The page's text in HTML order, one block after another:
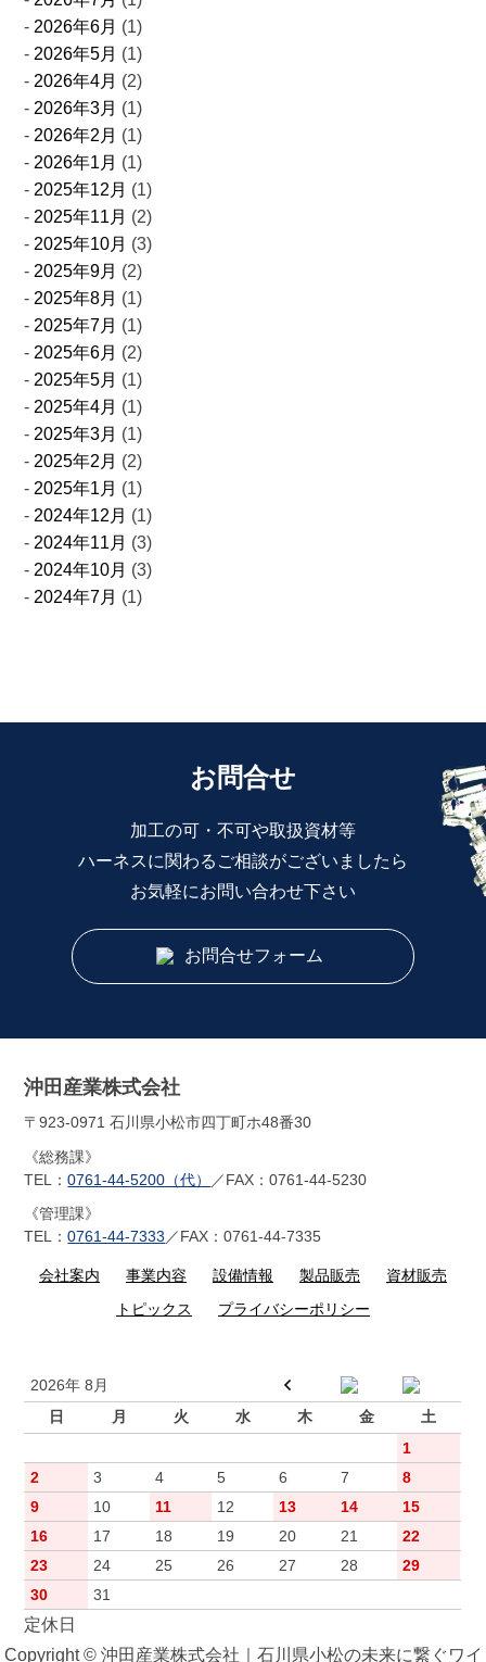
2026年6月 (1)
2026年5月 (1)
2026年4月 (2)
2026年3月 (1)
2026年2月 (1)
2026年1月 (1)
2025年12月 (1)
2025年11月 (2)
2025年10月 (3)
2025年9月 (2)
2025年8月 (1)
2025年7月 (1)
2025年6月 (2)
2025年5月 (1)
2025年4月 (1)
2025年3月 (1)
2025年2月 (2)
2025年1月 (1)
2024年12月 (1)
2024年11月 (3)
2024年10月 (3)
2024年7月 (1)
お問合せ
加工の可・不可や取扱資材等
ハーネスに関わるご相談がございましたら
お気軽にお問い合わせ下さい
お問合せフォーム
沖田産業株式会社
〒923-0971 石川県小松市四丁町ホ48番30
《総務課》
TEL：0761-44-5200（代） ／FAX：0761-44-5230
《管理課》
TEL：0761-44-7333／FAX：0761-44-7335
会社案内 事業内容 設備情報 製品販売
資材販売
トピックス
プライバシーポリシー
2026年 8月
日
月 火 水 木 金
土
1
2
3 4 5 6 7
8
9
10 11 12 13 14
15
16
17 18 19 20 21
22
23
24 25 26 27 28
29
30
31
定休日
Copyright © 沖田産業株式会社｜石川県小松の未来に繋ぐワイ